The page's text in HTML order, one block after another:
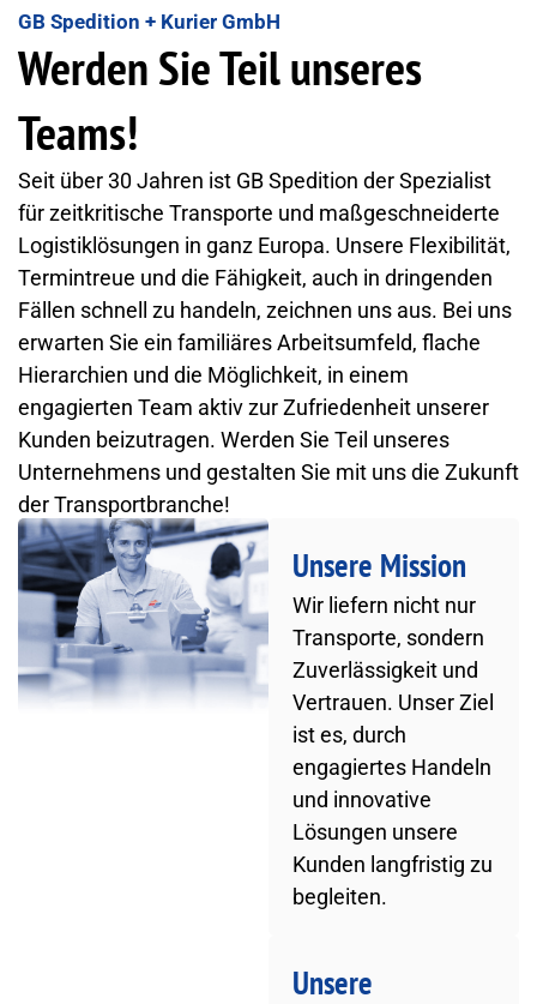
GB Spedition + Kurier GmbH
Werden Sie Teil unseres
Teams!
Seit über 30 Jahren ist GB Spedition der Spezialist
für zeitkritische Transporte und maßgeschneiderte
Logistiklösungen in ganz Europa. Unsere Flexibilität,
Termintreue und die Fähigkeit, auch in dringenden
Fällen schnell zu handeln, zeichnen uns aus. Bei uns
erwarten Sie ein familiäres Arbeitsumfeld, flache
Hierarchien und die Möglichkeit, in einem
engagierten Team aktiv zur Zufriedenheit unserer
Kunden beizutragen. Werden Sie Teil unseres
Unternehmens und gestalten Sie mit uns die Zukunft
der Transportbranche!
Unsere Mission
Wir liefern nicht nur
Transporte, sondern
Zuverlässigkeit und
Vertrauen. Unser Ziel
ist es, durch
engagiertes Handeln
und innovative
Lösungen unsere
Kunden langfristig zu
begleiten.
Unsere